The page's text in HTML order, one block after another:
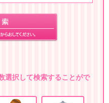
選択して検索することがで